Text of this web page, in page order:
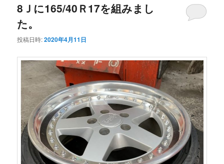
8Ｊに165/40Ｒ17を組みまし
た。
投稿日時:2020年4月11日